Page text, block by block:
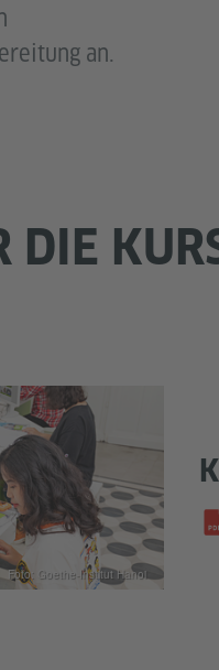
an.
Foto: Goethe-Institut Hanoi